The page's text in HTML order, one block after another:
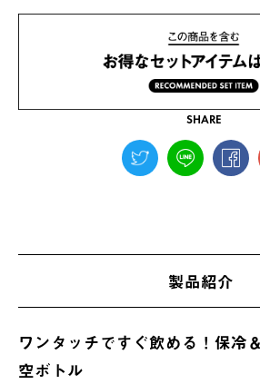
SHARE
製品紹介
ワンタッチですぐ飲める！保冷
空ボトル